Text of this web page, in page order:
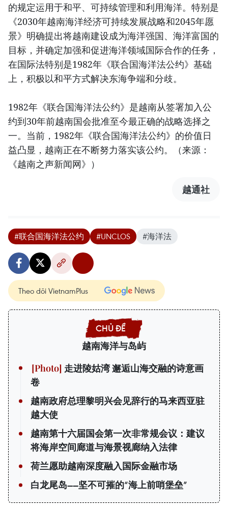
的规定运用于和平、可持续管理和利用海洋。特别是
《2030年越南海洋经济可持续发展战略和2045年愿
景》明确提出将越南建设成为海洋强国、海洋富国的
目标，并确定加强和促进海洋领域国际合作的任务，
在国际法特别是1982年《联合国海洋法公约》基础
上，积极以和平方式解决东海争端和分歧。
1982年《联合国海洋法公约》是越南从签署加入公
约到30年前越南国会批准至今最正确的战略选择之
一。当前，1982年《联合国海洋法公约》的价值日
益凸显，越南正在不断努力落实该公约。（来源：
《越南之声新闻网》）
越通社
#联合国海洋法公约 #UNCLOS #海洋法
Theo dõi VietnamPlus
越南海洋与岛屿
走进陵姑湾 邂逅山海交融的诗意画
卷
越南政府总理黎明兴会见辞行的马来西亚驻
越大使
越南第十六届国会第一次非常规会议：建议
将海岸空间廊道与海景视廊纳入法律
荷兰愿助越南深度融入国际金融市场
白龙尾岛——坚不可摧的“海上前哨堡垒”